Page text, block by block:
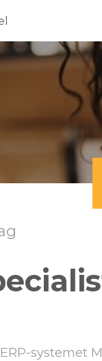
systemet